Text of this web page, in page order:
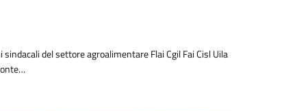
del settore agroalimentare Flai Cgil Fai Cisl Uila